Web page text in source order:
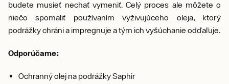
budete musieť nechať vymeniť. Celý proces ale môžete o
niečo spomaliť používaním vyživujúceho oleja, ktorý
podrážky chráni a impregnuje a tým ich vyšúchanie odďaľuje.
Odporúčame:
Ochranný olej na podrážky Saphir